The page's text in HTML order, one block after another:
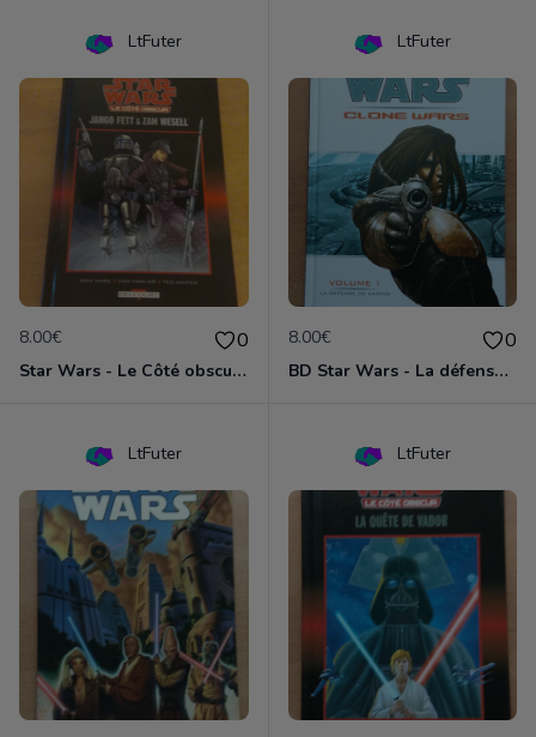
LtFuter
8.00€ 0
Star Wars - Le Côté obscur T01 - Jango Fett et Zam Wesell
LtFuter
8.00€ 0
BD Star Wars - La défense de Kamino (Clone Wars volume 1)
LtFuter LtFuter